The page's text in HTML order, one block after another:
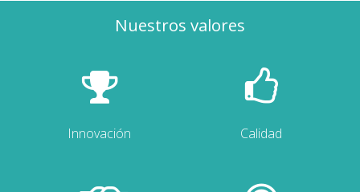
Nuestros valores
Innovación Calidad